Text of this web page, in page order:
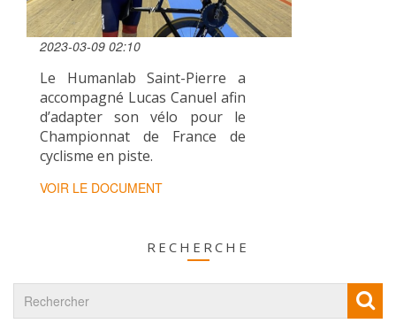
2023-03-09 02:10
Le Humanlab Saint-Pierre a
accompagné Lucas Canuel afin
d’adapter son vélo pour le
Championnat de France de
cyclisme en piste.
VOIR LE DOCUMENT
RECHERCHE